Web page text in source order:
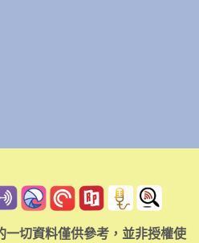
一切資料僅供參考，並非授權使